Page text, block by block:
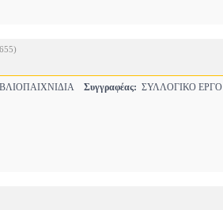
Συγγραφέας: ΣΥΛΛΟΓΙΚΟ ΕΡΓΟ